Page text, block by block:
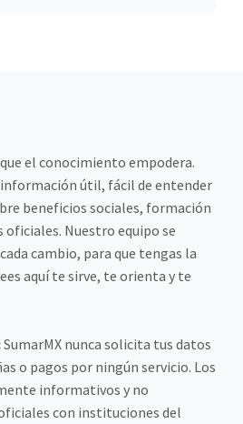
el conocimiento empodera.
útil, fácil de entender
beneficios sociales, formación
Nuestro equipo se
cambio, para que tengas la
aquí te sirve, te orienta y te
SumarMX nunca solicita tus datos
o pagos por ningún servicio. Los
informativos y no
con instituciones del